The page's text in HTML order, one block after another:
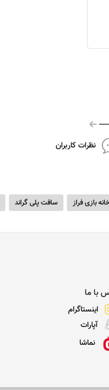
نظرات کاربران
بازی فراز سافت پلی گراند
با ما
اینستاگرام
آپارات
نماشا